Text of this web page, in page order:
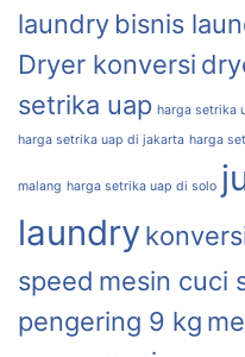
laundry bisnis
Dryer konversi
setrika uap harga setrika
harga setrika uap di jakarta harga
malang harga setrika uap di solo
laundry
speed mesin cuci
pengering 9 kg